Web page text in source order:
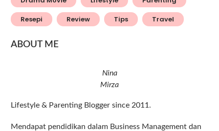
Resepi Review Tips Travel
ABOUT ME
Nina
Mirza
Lifestyle & Parenting Blogger since 2011.
Mendapat pendidikan dalam Business Management dan